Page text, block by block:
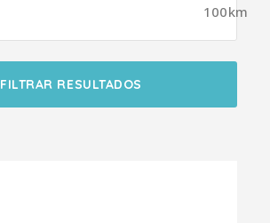
100km
FILTRAR RESULTADOS